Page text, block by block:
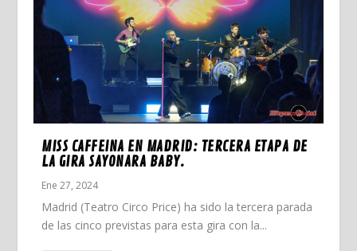
MISS CAFFEINA EN MADRID: TERCERA ETAPA DE
LA GIRA SAYONARA BABY.
Ene 27, 2024
Madrid (Teatro Circo Price) ha sido la tercera parada
de las cinco previstas para esta gira con la...